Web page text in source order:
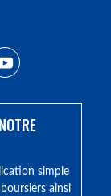
simple
ainsi